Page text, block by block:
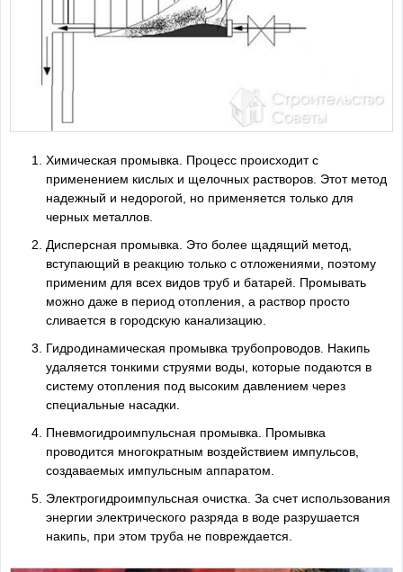
Химическая промывка. Процесс происходит с
применением кислых и щелочных растворов. Этот метод
надежный и недорогой, но применяется только для
черных металлов.
Дисперсная промывка. Это более щадящий метод,
вступающий в реакцию только с отложениями, поэтому
применим для всех видов труб и батарей. Промывать
можно даже в период отопления, а раствор просто
сливается в городскую канализацию.
Гидродинамическая промывка трубопроводов. Накипь
удаляется тонкими струями воды, которые подаются в
систему отопления под высоким давлением через
специальные насадки.
Пневмогидроимпульсная промывка. Промывка
проводится многократным воздействием импульсов,
создаваемых импульсным аппаратом.
Электрогидроимпульсная очистка. За счет использования
энергии электрического разряда в воде разрушается
накипь, при этом труба не повреждается.